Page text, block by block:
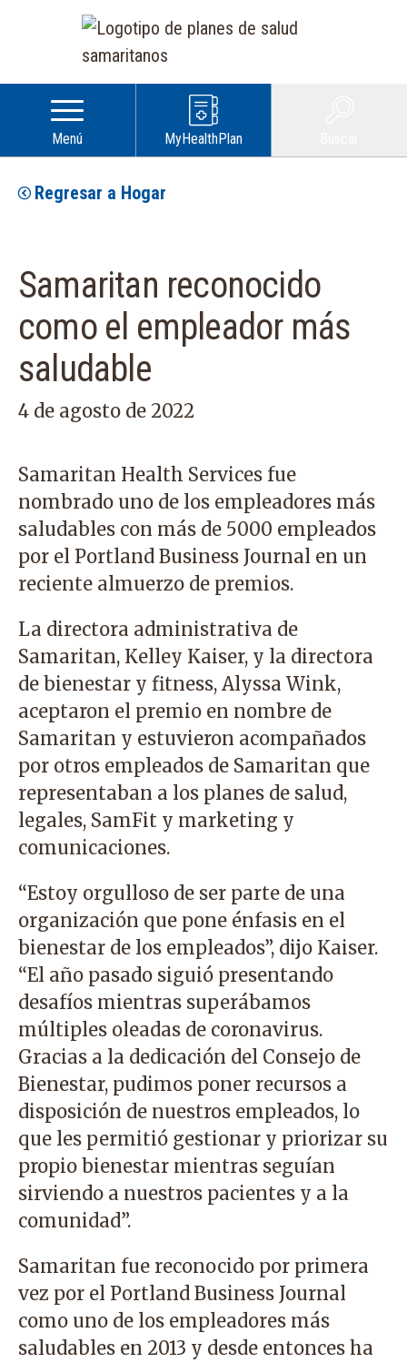
Menú MyHealthPlan
Regresar a Hogar
Samaritan reconocido
como el empleador más
saludable
4 de agosto de 2022
Samaritan Health Services fue
nombrado uno de los empleadores más
saludables con más de 5000 empleados
por el Portland Business Journal en un
reciente almuerzo de premios.
La directora administrativa de
Samaritan, Kelley Kaiser, y la directora
de bienestar y fitness, Alyssa Wink,
aceptaron el premio en nombre de
Samaritan y estuvieron acompañados
por otros empleados de Samaritan que
representaban a los planes de salud,
legales, SamFit y marketing y
comunicaciones.
“Estoy orgulloso de ser parte de una
organización que pone énfasis en el
bienestar de los empleados”, dijo Kaiser.
“El año pasado siguió presentando
desafíos mientras superábamos
múltiples oleadas de coronavirus.
Gracias a la dedicación del Consejo de
Bienestar, pudimos poner recursos a
disposición de nuestros empleados, lo
que les permitió gestionar y priorizar su
propio bienestar mientras seguían
sirviendo a nuestros pacientes y a la
comunidad”.
Samaritan fue reconocido por primera
vez por el Portland Business Journal
como uno de los empleadores más
saludables en 2013 y desde entonces ha